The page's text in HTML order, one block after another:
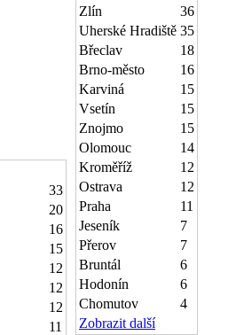
33
20
16
15
12
12
12
11
Zlín
36
Uherské Hradiště 35
Břeclav
18
Brno-město
16
Karviná
15
Vsetín
15
Znojmo
15
Olomouc
14
Kroměříž
12
Ostrava
12
Praha
11
Jeseník
7
Přerov
7
Bruntál
6
Hodonín
6
Chomutov
4
Zobrazit další